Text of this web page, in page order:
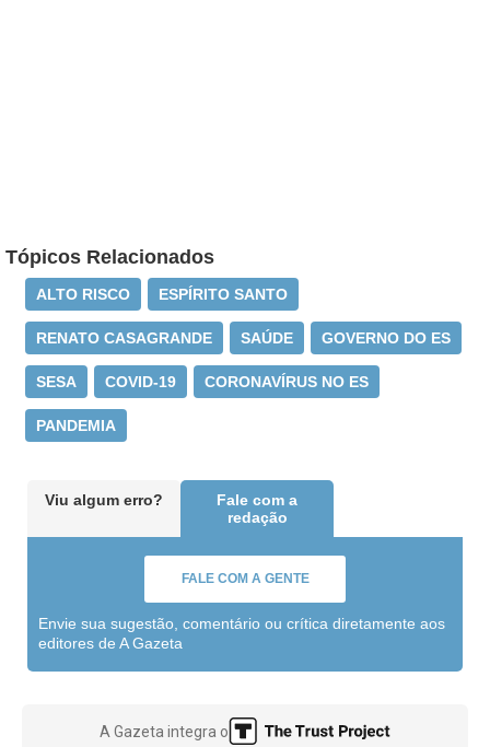
Tópicos Relacionados
ALTO RISCO ESPÍRITO SANTO
RENATO CASAGRANDE SAÚDE GOVERNO DO ES
SESA COVID-19 CORONAVÍRUS NO ES
PANDEMIA
Viu algum erro?
Fale com a
redação
FALE COM A GENTE
Envie sua sugestão, comentário ou crítica diretamente aos
editores de A Gazeta
A Gazeta integra o